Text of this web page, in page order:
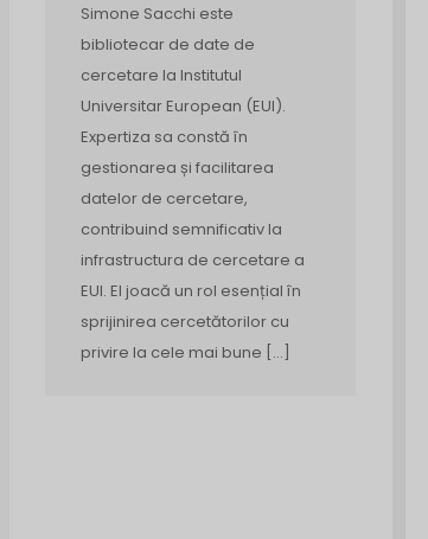
Simone Sacchi este
bibliotecar de date de
cercetare la Institutul
Universitar European (EUI).
Expertiza sa constă în
gestionarea și facilitarea
datelor de cercetare,
contribuind semnificativ la
infrastructura de cercetare a
EUI. El joacă un rol esențial în
sprijinirea cercetătorilor cu
privire la cele mai bune […]